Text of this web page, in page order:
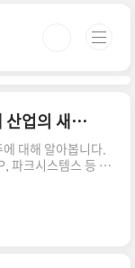
삼성 하이브리드 본딩 관련주! 반도체 산업의 새로운 기회
대해 알아봅니다.
파크시스템스 등 주
하고, 투자 가치를
술의 이해 하이브
는 혁신적인 기술
다 더 작고 빠른 칩